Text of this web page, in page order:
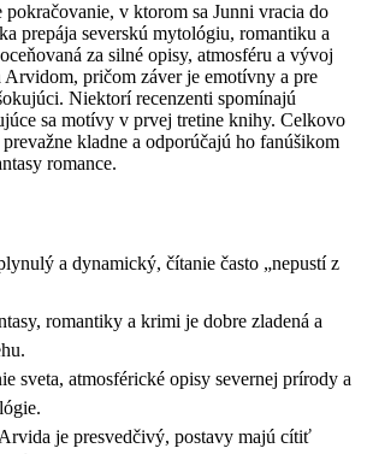
pokračovanie, v ktorom sa Junni vracia do
prepája severskú mytológiu, romantiku a
za silné opisy, atmosféru a vývoj
pričom záver je emotívny a pre
Niektorí recenzenti spomínajú
sa motívy v prvej tretine knihy. Celkovo
kladne a odporúčajú ho fanúšikom
romance.
a dynamický, čítanie často „nepustí z
romantiky a krimi je dobre zladená a
sveta, atmosférické opisy severnej prírody a
je presvedčivý, postavy majú cítiť